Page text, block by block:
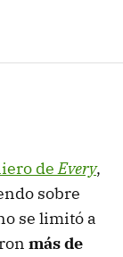
deEvery,
sobre
se limitó a
más de